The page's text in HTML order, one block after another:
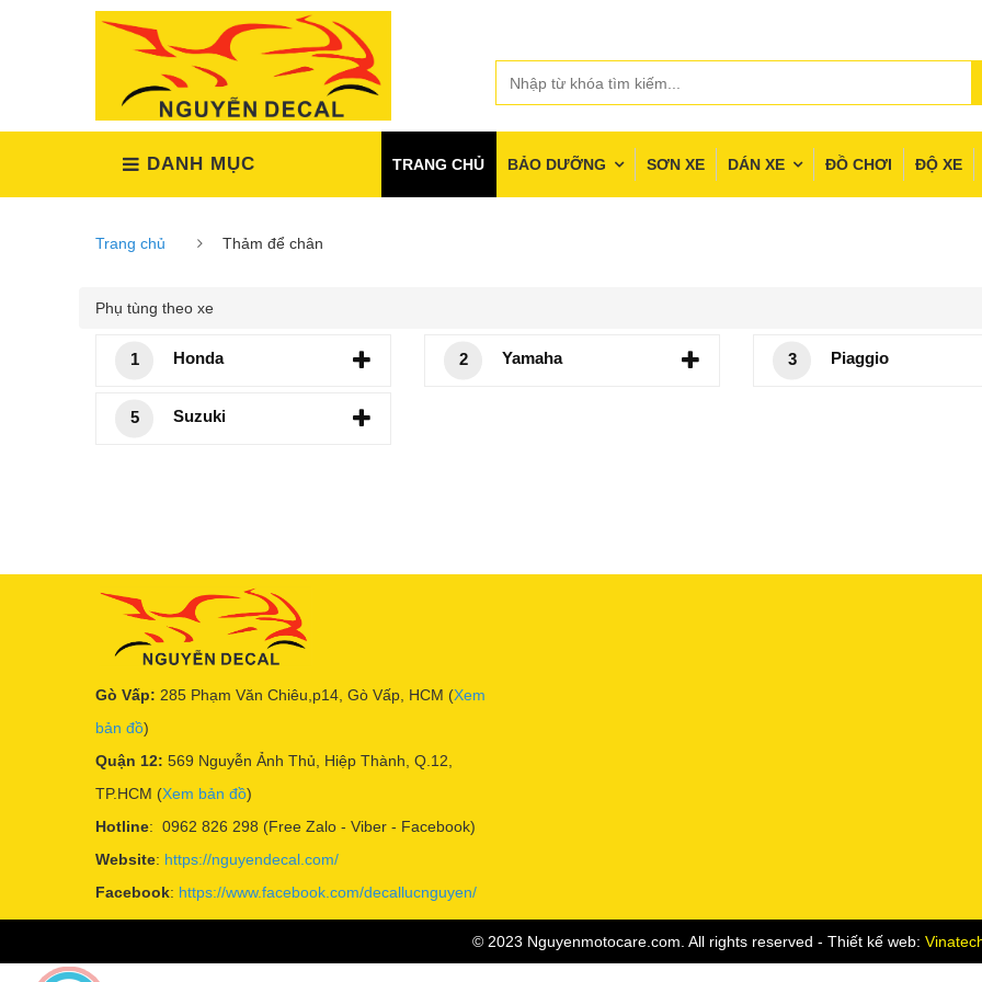
DANH MỤC TRANG CHỦ BẢO DƯỠNG SƠN XE DÁN XE ĐỒ CHƠI ĐỘ XE
Trang chủ Thảm để chân
Phụ tùng theo xe
1 Honda 2 Yamaha 3 Piaggio
5 Suzuki
Gò Vấp: 285 Phạm Văn Chiêu,p14, Gò Vấp, HCM (Xem
bản đồ)
Quận 12: 569 Nguyễn Ảnh Thủ, Hiệp Thành, Q.12,
TP.HCM (Xem bản đồ)
Hotline: 0962 826 298 (Free Zalo - Viber - Facebook)
Website: https://nguyendecal.com/
Facebook: https://www.facebook.com/decallucnguyen/
© 2023 Nguyenmotocare.com. All rights reserved - Thiết kế web: